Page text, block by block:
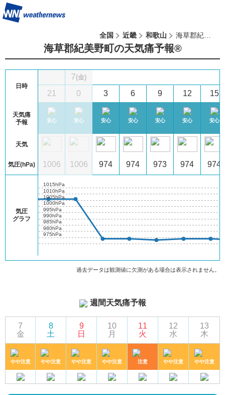
全国 近畿 和歌山 海草郡紀美野町
海草郡紀美野町の天気痛予報®︎
日時
天気痛
予報
天気
気圧(hPa)
気圧
グラフ
安心
1006
21
安心
1006
7(金)
0
安心
1006
3
安心
974
6
安心
974
9
安心
973
12
安心
974
15
安心
974
975hPa
980hPa
985hPa
990hPa
995hPa
1000hPa
1005hPa
1010hPa
1015hPa
過去データは観測値に欠測がある場合は表示されません。
週間天気痛予報
7
金
やや注意
8
土
やや注意
9
日
やや注意
10
月
やや注意
11
火
注意
12
水
やや注意
13
木
やや注意